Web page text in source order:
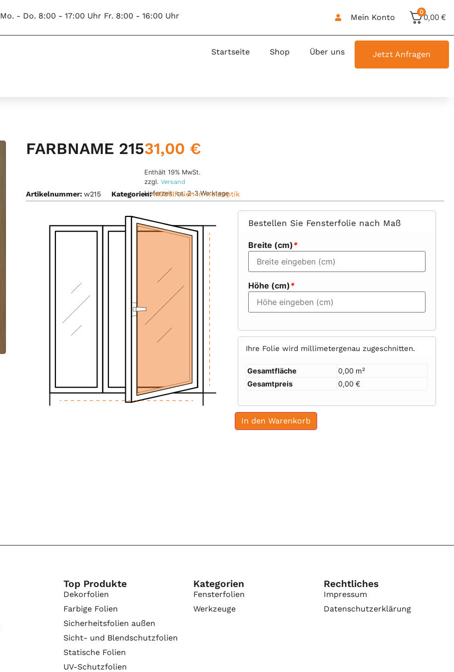
Mo. - Do. 8:00 - 17:00 Uhr Fr. 8:00 - 16:00 Uhr Mein Konto
0
0,00€
Startseite Shop Über uns Jetzt Anfragen
FARBNAME 21531,00 €
Enthält 19% MwSt.
zzgl. Versand
Lieferzeit: ca. 2-3 Werktage
Artikelnummer: w215 Kategorien:Möbelfolien in Holzoptik
Bestellen Sie Fensterfolie nach Maß
Breite (cm) *
Höhe (cm) *
Ihre Folie wird millimetergenau zugeschnitten.
Gesamtfläche
0,00 m²
Gesamtpreis
0,00 €
In den Warenkorb
Top Produkte
Dekorfolien
Farbige Folien
Sicherheitsfolien außen
Sicht- und Blendschutzfolien
Statische Folien
UV-Schutzfolien
Kategorien
Fensterfolien
Werkzeuge
Rechtliches
Impressum
Datenschutzerklärung